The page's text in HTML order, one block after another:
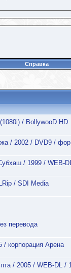
Справка
/ BollywooD HD
/ 2002 / DVD9 /
/ 1999 / WEB-
/ SDI Media
перевода
/ корпорация Арена
/ 2005 / WEB-DL /